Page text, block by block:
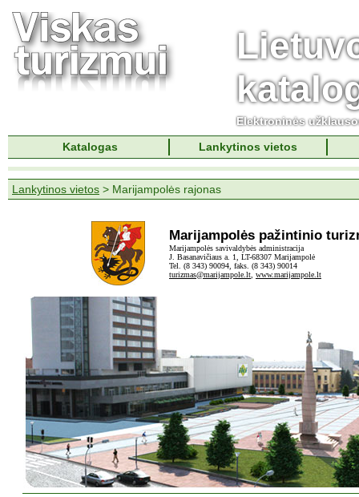
Elektroninės
Katalogas
Lankytinos vietos
Lankytinos vietos > Marijampolės rajonas
Marijampolės pažintinio
Marijampolės savivaldybės administracija
J. Basanavičiaus a. 1, LT-68307 Marijampolė
Tel. (8 343) 90094, faks. (8 343) 90014
turizmas@marijampole.lt www.marijampole.lt